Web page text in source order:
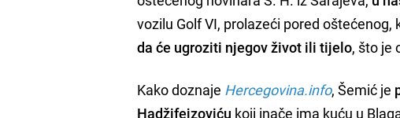
vozilu Golf VI, prolazeći pored
da će ugroziti njegov život ili tijelo, što je
Kako doznaje Hercegovina.info, Šemić je
Hadžifejzoviću koji inače ima kuću u